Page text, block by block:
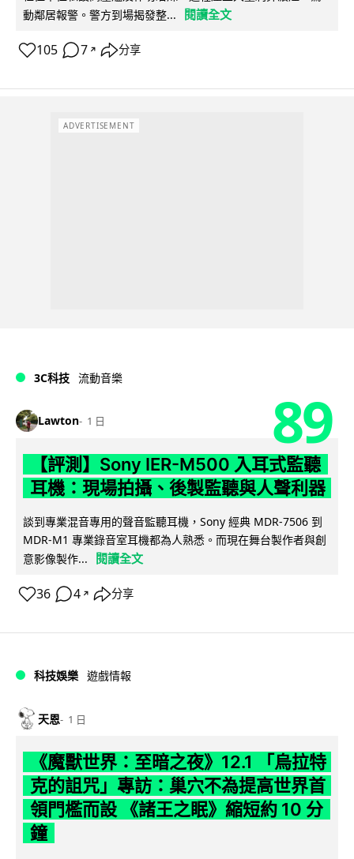
動鄰居報警。警方到場揭發整...
閱讀全文
105 7 ↗ 分享
ADVERTISEMENT
3C科技 流動音樂
Lawton 1 日 89
【評測】Sony IER-M500 入耳式監聽
耳機：現場拍攝、後製監聽與人聲利器
談到專業混音專用的聲音監聽耳機，Sony 經典 MDR-7506 到
MDR-M1 專業錄音室耳機都為人熟悉。而現在舞台製作者與創
意影像製作...
閱讀全文
36 4 ↗ 分享
科技娛樂 遊戲情報
天恩 1 日
《魔獸世界：至暗之夜》12.1 「烏拉特
克的詛咒」專訪：巢穴不為提高世界首
領門檻而設 《諸王之眠》縮短約 10 分
鐘